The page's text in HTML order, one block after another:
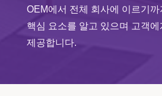
OEM에서 전체 회사에 이르기까
핵심 요소를 알고 있으며 고객
제공합니다.